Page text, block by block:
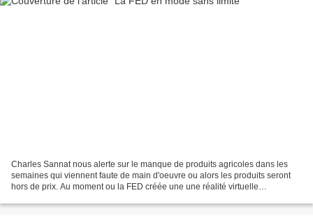
Charles Sannat nous alerte sur le manque de produits agricoles dans les
semaines qui viennent faute de main d'oeuvre ou alors les produits seront
hors de prix. Au moment ou la FED créée une une réalité virtuelle